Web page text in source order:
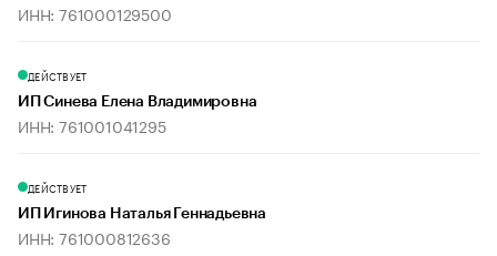
ИНН: 761000129500
ДЕЙСТВУЕТ
ИП Синева Елена Владимировна
ИНН: 761001041295
ДЕЙСТВУЕТ
ИП Игинова Наталья Геннадьевна
ИНН: 761000812636